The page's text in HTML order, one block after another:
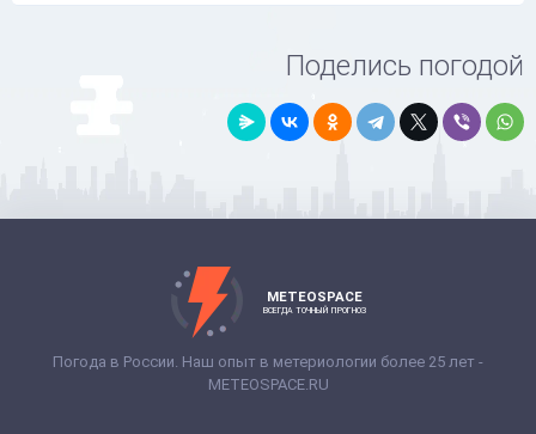
Поделись погодой
METEOSPACE
ВСЕГДА ТОЧНЫЙ ПРОГНОЗ
Погода в России. Наш опыт в метериологии более 25 лет -
METEOSPACE.RU